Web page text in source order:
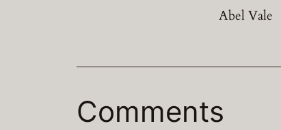
Abel Vale
Comments